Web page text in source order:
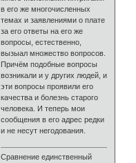
в его же многочисленных
темах и заявлениями о плате
за его ответы на его же
вопросы, естественно,
вызыал множество вопросов.
Причём подобные вопросы
возникали и у других людей, и
эти вопросы проявили его
качества и болезнь старого
человека. И теперь мои
сообщения в его адрес редки
и не несут негодования.
Сравнение единственный